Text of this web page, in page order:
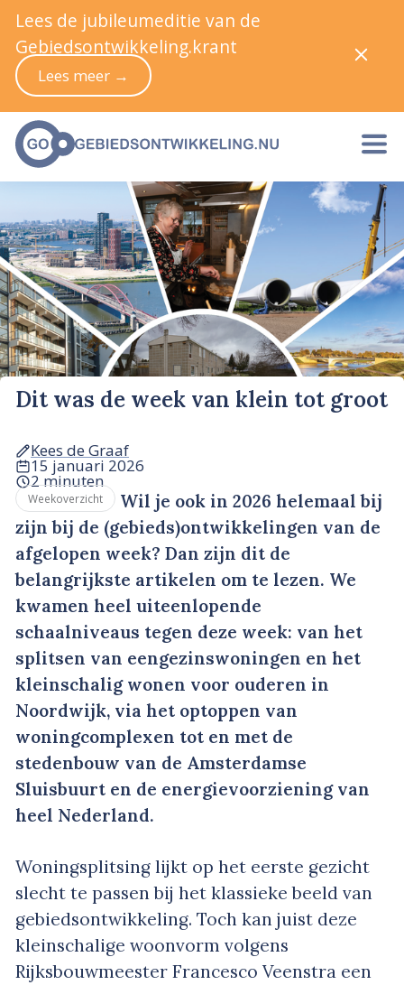
Dit was de week van klein tot groot
Kees de Graaf
15 januari 2026
2 minuten
Weekoverzicht
Wil je ook in 2026 helemaal bij
zijn bij de (gebieds)ontwikkelingen van de
afgelopen week? Dan zijn dit de
belangrijkste artikelen om te lezen. We
kwamen heel uiteenlopende
schaalniveaus tegen deze week: van het
splitsen van eengezinswoningen en het
kleinschalig wonen voor ouderen in
Noordwijk, via het optoppen van
woningcomplexen tot en met de
stedenbouw van de Amsterdamse
Sluisbuurt en de energievoorziening van
heel Nederland.
Woningsplitsing lijkt op het eerste gezicht
slecht te passen bij het klassieke beeld van
gebiedsontwikkeling. Toch kan juist deze
kleinschalige woonvorm volgens
Rijksbouwmeester Francesco Veenstra een
Lees de jubileumeditie van de
Gebiedsontwikkeling.krant
Lees meer →